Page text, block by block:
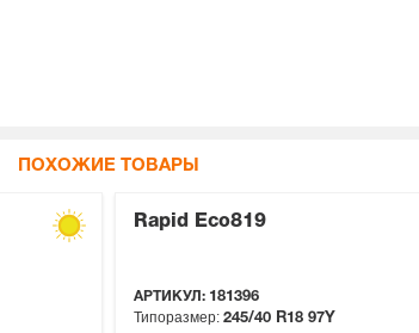
ПОХОЖИЕ ТОВАРЫ
Rapid Eco819
АРТИКУЛ: 181396
Типоразмер: 245/40 R18 97Y